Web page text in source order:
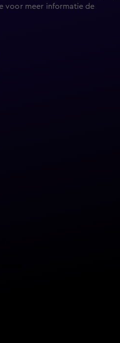
voor meer informatie de